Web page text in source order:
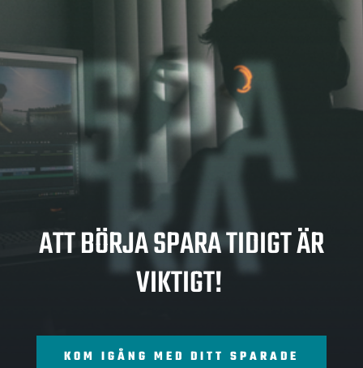
SPA
RA
ATT BÖRJA SPARA TIDIGT ÄR
VIKTIGT!
KOM IGÅNG MED DITT SPARADE